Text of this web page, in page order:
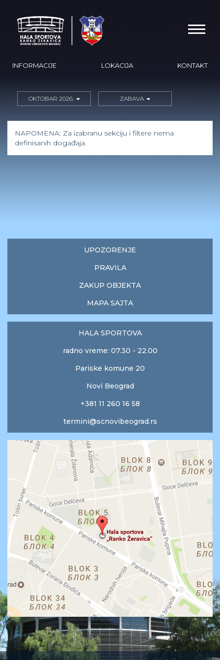
INFORMACIJE LOKACIJA KONTAKT
OKTOBAR 2026. ZABAVA
NAPOMENA: Za izabranu sekciju i filtere nema
definisanih događaja.
UPOZORENJE
PRAVILA
ZAKUP OBJEKTA
MAPA SAJTA
HALA SPORTOVA
radno vreme: 07.30 - 22.00
Pariske komune 20
Novi Beograd
+381 11 260 16 58
termini@scnovibeograd.rs